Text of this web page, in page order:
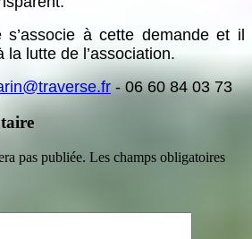
à cette demande et il
la lutte de l’association.
- 06 60 84 03 73
pas publiée. Les champs obligatoires